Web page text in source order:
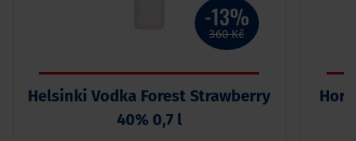
-13%
360 Kč
Helsinki Vodka Forest Strawberry
40% 0,7 l